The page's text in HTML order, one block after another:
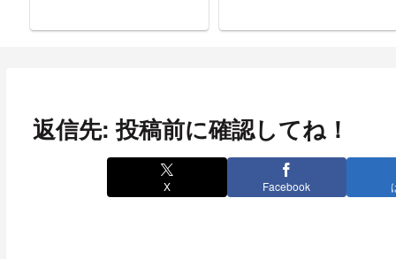
返信先: 投稿前に確認してね！
X Facebook